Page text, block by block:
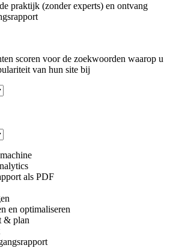
praktijk (zonder experts) en ontvang
scoren voor de zoekwoorden waarop u
van hun site bij
als PDF
en optimaliseren
& plan